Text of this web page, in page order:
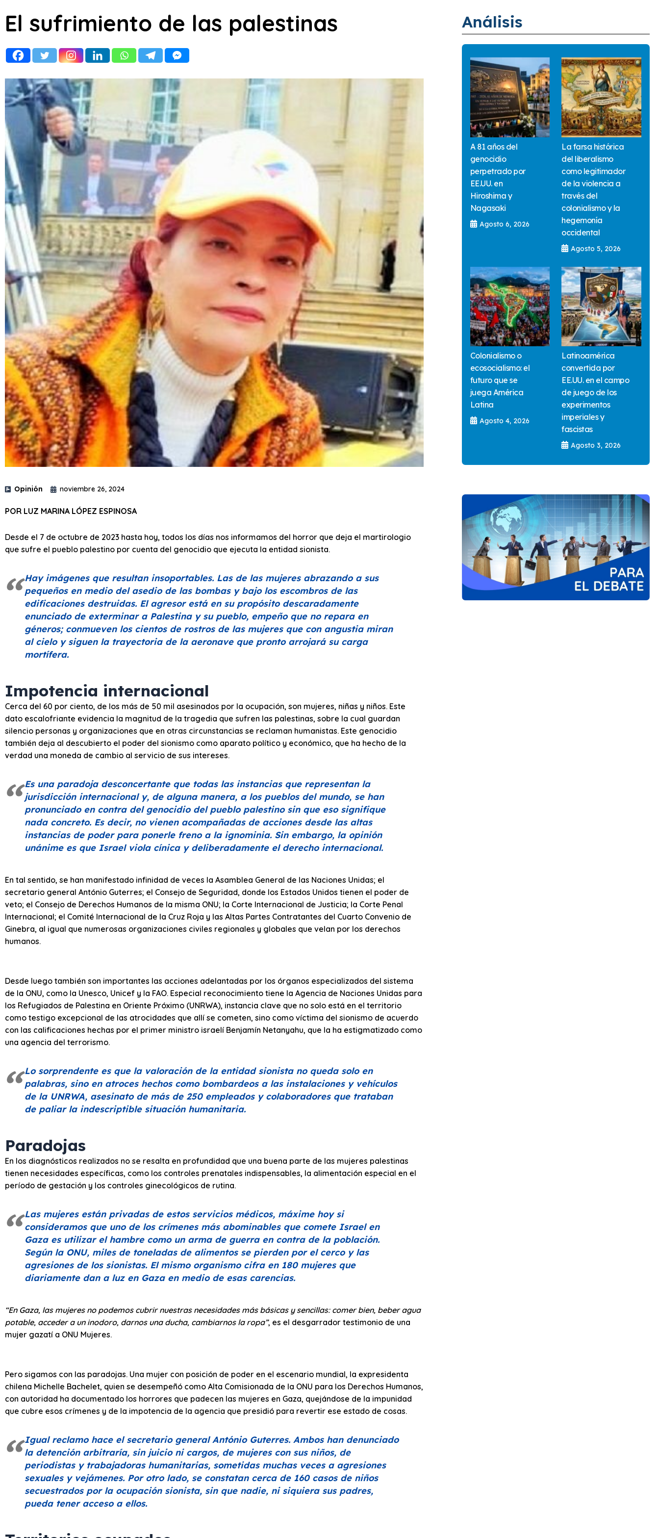
El sufrimiento de las palestinas
Opinión noviembre 26, 2024
POR LUZ MARINA LÓPEZ ESPINOSA
Desde el 7 de octubre de 2023 hasta hoy, todos los días nos informamos del horror que deja el martirologio
que sufre el pueblo palestino por cuenta del genocidio que ejecuta la entidad sionista.
Hay imágenes que resultan insoportables. Las de las mujeres abrazando a sus
pequeños en medio del asedio de las bombas y bajo los escombros de las
edificaciones destruidas. El agresor está en su propósito descaradamente
enunciado de exterminar a Palestina y su pueblo, empeño que no repara en
géneros; conmueven los cientos de rostros de las mujeres que con angustia miran
al cielo y siguen la trayectoria de la aeronave que pronto arrojará su carga
mortífera.
Impotencia internacional
Cerca del 60 por ciento, de los más de 50 mil asesinados por la ocupación, son mujeres, niñas y niños. Este
dato escalofriante evidencia la magnitud de la tragedia que sufren las palestinas, sobre la cual guardan
silencio personas y organizaciones que en otras circunstancias se reclaman humanistas. Este genocidio
también deja al descubierto el poder del sionismo como aparato político y económico, que ha hecho de la
verdad una moneda de cambio al servicio de sus intereses.
Es una paradoja desconcertante que todas las instancias que representan la
jurisdicción internacional y, de alguna manera, a los pueblos del mundo, se han
pronunciado en contra del genocidio del pueblo palestino sin que eso signifique
nada concreto. Es decir, no vienen acompañadas de acciones desde las altas
instancias de poder para ponerle freno a la ignominia. Sin embargo, la opinión
unánime es que Israel viola cínica y deliberadamente el derecho internacional.
En tal sentido, se han manifestado infinidad de veces la Asamblea General de las Naciones Unidas; el
secretario general António Guterres; el Consejo de Seguridad, donde los Estados Unidos tienen el poder de
veto; el Consejo de Derechos Humanos de la misma ONU; la Corte Internacional de Justicia; la Corte Penal
Internacional; el Comité Internacional de la Cruz Roja y las Altas Partes Contratantes del Cuarto Convenio de
Ginebra, al igual que numerosas organizaciones civiles regionales y globales que velan por los derechos
humanos.
Desde luego también son importantes las acciones adelantadas por los órganos especializados del sistema
de la ONU, como la Unesco, Unicef y la FAO. Especial reconocimiento tiene la Agencia de Naciones Unidas para
los Refugiados de Palestina en Oriente Próximo (UNRWA), instancia clave que no solo está en el territorio
como testigo excepcional de las atrocidades que allí se cometen, sino como víctima del sionismo de acuerdo
con las calificaciones hechas por el primer ministro israelí Benjamín Netanyahu, que la ha estigmatizado como
una agencia del terrorismo.
Lo sorprendente es que la valoración de la entidad sionista no queda solo en
palabras, sino en atroces hechos como bombardeos a las instalaciones y vehículos
de la UNRWA, asesinato de más de 250 empleados y colaboradores que trataban
de paliar la indescriptible situación humanitaria.
Paradojas
En los diagnósticos realizados no se resalta en profundidad que una buena parte de las mujeres palestinas
tienen necesidades específicas, como los controles prenatales indispensables, la alimentación especial en el
período de gestación y los controles ginecológicos de rutina.
Las mujeres están privadas de estos servicios médicos, máxime hoy si
consideramos que uno de los crímenes más abominables que comete Israel en
Gaza es utilizar el hambre como un arma de guerra en contra de la población.
Según la ONU, miles de toneladas de alimentos se pierden por el cerco y las
agresiones de los sionistas. El mismo organismo cifra en 180 mujeres que
diariamente dan a luz en Gaza en medio de esas carencias.
“En Gaza, las mujeres no podemos cubrir nuestras necesidades más básicas y sencillas: comer bien, beber agua
potable, acceder a un inodoro, darnos una ducha, cambiarnos la ropa”, es el desgarrador testimonio de una
mujer gazatí a ONU Mujeres.
Pero sigamos con las paradojas. Una mujer con posición de poder en el escenario mundial, la expresidenta
chilena Michelle Bachelet, quien se desempeñó como Alta Comisionada de la ONU para los Derechos Humanos,
con autoridad ha documentado los horrores que padecen las mujeres en Gaza, quejándose de la impunidad
que cubre esos crímenes y de la impotencia de la agencia que presidió para revertir ese estado de cosas.
Igual reclamo hace el secretario general António Guterres. Ambos han denunciado
la detención arbitraría, sin juicio ni cargos, de mujeres con sus niños, de
periodistas y trabajadoras humanitarias, sometidas muchas veces a agresiones
sexuales y vejámenes. Por otro lado, se constatan cerca de 160 casos de niños
secuestrados por la ocupación sionista, sin que nadie, ni siquiera sus padres,
pueda tener acceso a ellos.
Análisis
A 81 años del
genocidio
perpetrado por
EE.UU. en
Hiroshima y
Nagasaki
Agosto 6, 2026
La farsa histórica
del liberalismo
como legitimador
de la violencia a
través del
colonialismo y la
hegemonía
occidental
Agosto 5, 2026
Colonialismo o
ecosocialismo: el
futuro que se
juega América
Latina
Agosto 4, 2026
Latinoamérica
convertida por
EE.UU. en el campo
de juego de los
experimentos
imperiales y
fascistas
Agosto 3, 2026